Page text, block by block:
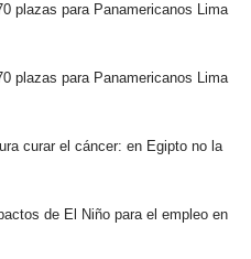
plazas para Panamericanos Lima
plazas para Panamericanos Lima
curar el cáncer: en Egipto no la
de El Niño para el empleo en